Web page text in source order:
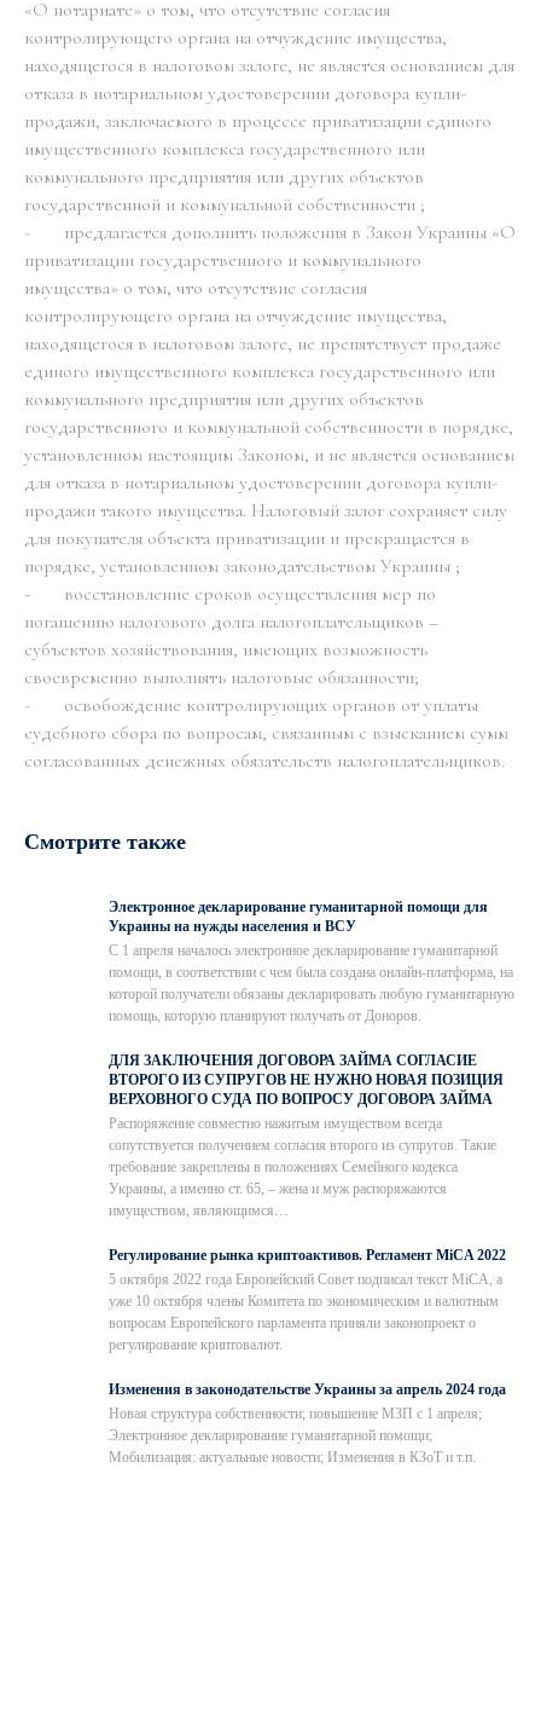
«О нотариате» о том, что отсутствие согласия
контролирующего органа на отчуждение имущества,
находящегося в налоговом залоге, не является основанием для
отказа в нотариальном удостоверении договора купли-
продажи, заключаемого в процессе приватизации единого
имущественного комплекса государственного или
коммунального предприятия или других объектов
государственной и коммунальной собственности ;
- предлагается дополнить положения в Закон Украины «О
приватизации государственного и коммунального
имущества» о том, что отсутствие согласия
контролирующего органа на отчуждение имущества,
находящегося в налоговом залоге, не препятствует продаже
единого имущественного комплекса государственного или
коммунального предприятия или других объектов
государственного и коммунальной собственности в порядке,
установленном настоящим Законом, и не является основанием
для отказа в нотариальном удостоверении договора купли-
продажи такого имущества. Налоговый залог сохраняет силу
для покупателя объекта приватизации и прекращается в
порядке, установленном законодательством Украины ;
- восстановление сроков осуществления мер по
погашению налогового долга налогоплательщиков –
субъектов хозяйствования, имеющих возможность
своевременно выполнять налоговые обязанности;
- освобождение контролирующих органов от уплаты
судебного сбора по вопросам, связанным с взысканием сумм
согласованных денежных обязательств налогоплательщиков.
Смотрите также
Электронное декларирование гуманитарной помощи для
Украины на нужды населения и ВСУ
С 1 апреля началось электронное декларирование гуманитарной
помощи, в соответствии с чем была создана онлайн-платформа, на
которой получатели обязаны декларировать любую гуманитарную
помощь, которую планируют получать от Доноров.
ДЛЯ ЗАКЛЮЧЕНИЯ ДОГОВОРА ЗАЙМА СОГЛАСИЕ
ВТОРОГО ИЗ СУПРУГОВ НЕ НУЖНО НОВАЯ ПОЗИЦИЯ
ВЕРХОВНОГО СУДА ПО ВОПРОСУ ДОГОВОРА ЗАЙМА
Распоряжение совместно нажитым имуществом всегда
сопутствуется получением согласия второго из супругов. Такие
требование закреплены в положениях Семейного кодекса
Украины, а именно ст. 65, – жена и муж распоряжаются
имуществом, являющимся…
Регулирование рынка криптоактивов. Регламент MiCA 2022
5 октября 2022 года Европейский Совет подписал текст MiCA, а
уже 10 октября члены Комитета по экономическим и валютным
вопросам Европейского парламента приняли законопроект о
регулирование криптовалют.
Изменения в законодательстве Украины за апрель 2024 года
Новая структура собственности; повышение МЗП с 1 апреля;
Электронное декларирование гуманитарной помощи;
Мобилизация: актуальные новости; Изменения в КЗоТ и т.п.